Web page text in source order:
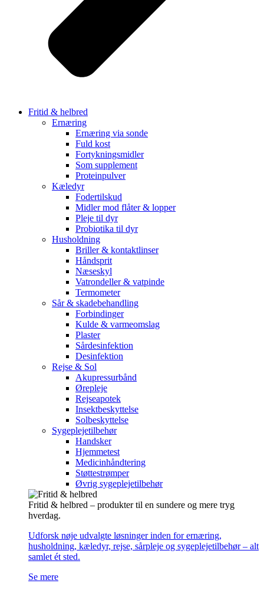
Fritid & helbred
Ernæring
Ernæring via sonde
Fuld kost
Fortykningsmidler
Som supplement
Proteinpulver
Kæledyr
Fodertilskud
Midler mod flåter & lopper
Pleje til dyr
Probiotika til dyr
Husholdning
Briller & kontaktlinser
Håndsprit
Næseskyl
Vatrondeller & vatpinde
Termometer
Sår & skadebehandling
Forbindinger
Kulde & varmeomslag
Plaster
Sårdesinfektion
Desinfektion
Rejse & Sol
Akupressurbånd
Ørepleje
Rejseapotek
Insektbeskyttelse
Solbeskyttelse
Sygeplejetilbehør
Handsker
Hjemmetest
Medicinhåndtering
Støttestrømper
Øvrig sygeplejetilbehør
Fritid & helbred – produkter til en sundere og mere tryg
hverdag.
Udforsk nøje udvalgte løsninger inden for ernæring,
husholdning, kæledyr, rejse, sårpleje og sygeplejetilbehør – alt
samlet ét sted.
Se mere